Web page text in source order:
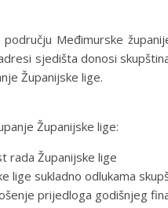
Međimurske
sjedišta donosi
Županijske lige.
Županijske lige:
rada Županijske lige
lige sukladno odlukama
prijedloga godišnjeg